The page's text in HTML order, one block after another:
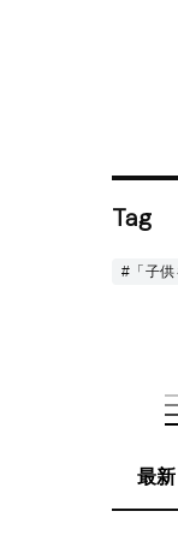
Tag
#「子
最新